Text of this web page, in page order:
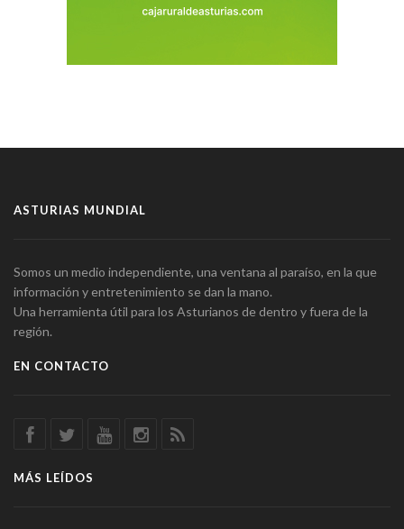
ASTURIAS MUNDIAL
Somos un medio independiente, una ventana al paraíso, en la que
información y entretenimiento se dan la mano.
Una herramienta útil para los Asturianos de dentro y fuera de la
región.
EN CONTACTO
MÁS LEÍDOS